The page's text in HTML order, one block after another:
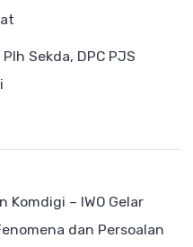
Sekda, DPC PJS
Komdigi – IWO Gelar
dan Persoalan